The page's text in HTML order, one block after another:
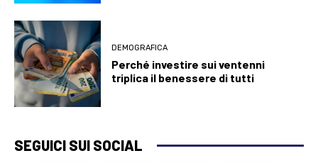
DEMOGRAFICA
Perché investire sui ventenni
triplica il benessere di tutti
SEGUICI SUI SOCIAL